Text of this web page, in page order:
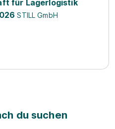
für Lagerlogistik
STILL GmbH
du suchen